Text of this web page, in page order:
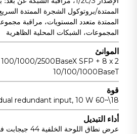
الممتدة/بروتوكول الشجرة الممتدة
الممتدة متعدد المستويات، مراقبة
المجموعات، الشبكات المحلية الظاهرية
الموانئ
x 100/1000/2500BaseX SFP + 8 x
10/100/1000BaseT
قوة
18\~60 VDC dual redundant input, 10 W
أداء التبديل
عرض نطاق اللوحة